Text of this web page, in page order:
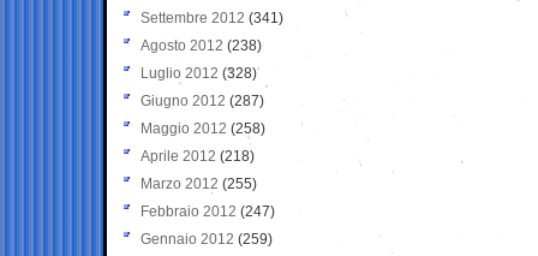
Settembre 2012 (341)
Agosto 2012 (238)
Luglio 2012 (328)
Giugno 2012 (287)
Maggio 2012 (258)
Aprile 2012 (218)
Marzo 2012 (255)
Febbraio 2012 (247)
Gennaio 2012 (259)